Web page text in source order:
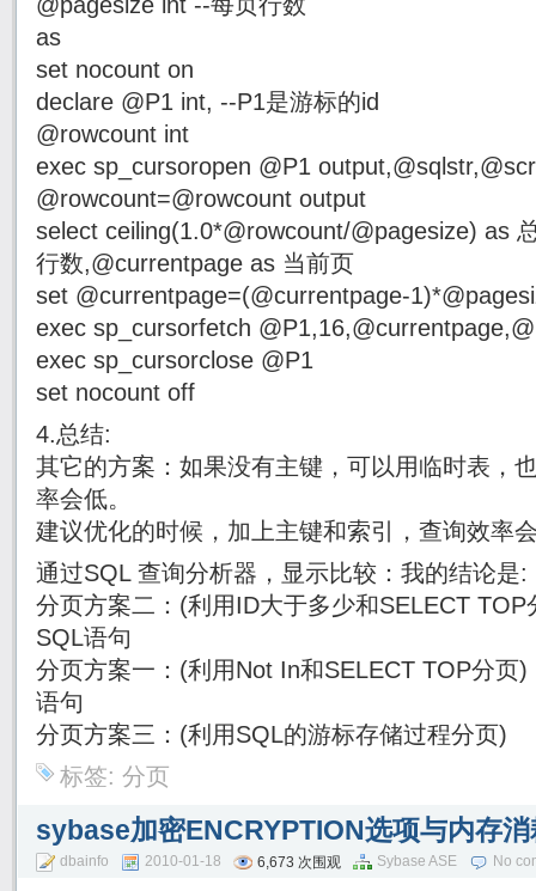
as
set nocount on
declare @P1 int, --P1是游标的id
@rowcount int
exec sp_cursoropen @P1
@rowcount=@rowcount output
select ceiling(1.0*@rowcount/@pagesize) as
行数,@currentpage as 当前页
set @currentpage=(@currentpage-
exec sp_cursorfetch
exec sp_cursorclose @P1
set nocount off
4.总结:
其它的方案：如果没有主键，可以用临时表，
率会低。
建议优化的时候，加上主键和索引，查询效率
通过SQL 查询分析器，显示比较：我的结论是:
分页方案二：(利用ID大于多少和SELECT
SQL语句
分页方案一：(利用Not In和SELECT TOP分页
语句
分页方案三：(利用SQL的游标存储过程分页)
标签: 分页
sybase加密ENCRYPTION选项与内存消
dbainfo 2010-01-18 6,673 次围观 Sybase ASE No